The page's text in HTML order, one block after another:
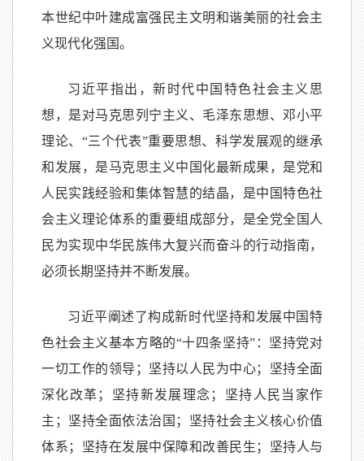
本世纪中叶建成富强民主文明和谐美丽的社会主
义现代化强国。
习近平指出，新时代中国特色社会主义思
想，是对马克思列宁主义、毛泽东思想、邓小平
理论、“三个代表”重要思想、科学发展观的继承
和发展，是马克思主义中国化最新成果，是党和
人民实践经验和集体智慧的结晶，是中国特色社
会主义理论体系的重要组成部分，是全党全国人
民为实现中华民族伟大复兴而奋斗的行动指南，
必须长期坚持并不断发展。
习近平阐述了构成新时代坚持和发展中国特
色社会主义基本方略的“十四条坚持”：坚持党对
一切工作的领导；坚持以人民为中心；坚持全面
深化改革；坚持新发展理念；坚持人民当家作
主；坚持全面依法治国；坚持社会主义核心价值
体系；坚持在发展中保障和改善民生；坚持人与